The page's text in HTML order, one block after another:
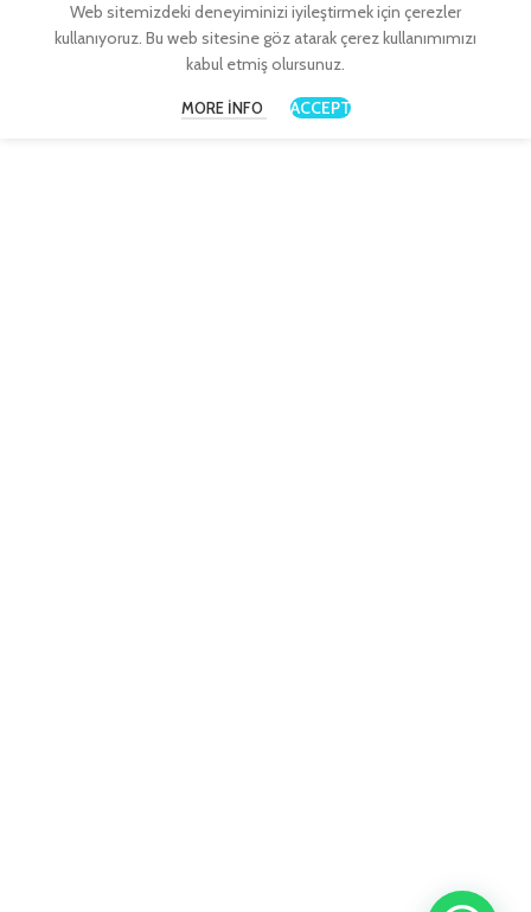
Web sitemizdeki deneyiminizi iyileştirmek için çerezler
kullanıyoruz. Bu web sitesine göz atarak çerez kullanımımızı
kabul etmiş olursunuz.
MORE INFO ACCEPT